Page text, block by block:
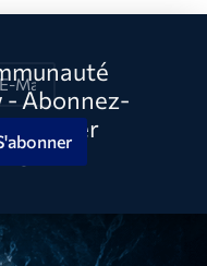
- Abonnez-